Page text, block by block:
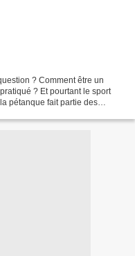
? Comment être un
? Et pourtant le sport
pétanque fait partie des